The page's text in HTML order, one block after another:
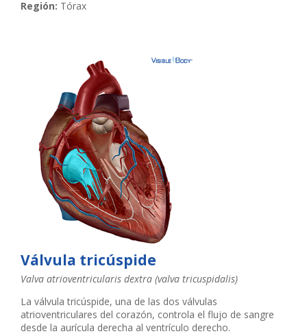
Región: Tórax
Válvula tricúspide
Valva atrioventricularis dextra (valva tricuspidalis)
La válvula tricúspide, una de las dos válvulas
atrioventriculares del corazón, controla el flujo de sangre
desde la aurícula derecha al ventrículo derecho.